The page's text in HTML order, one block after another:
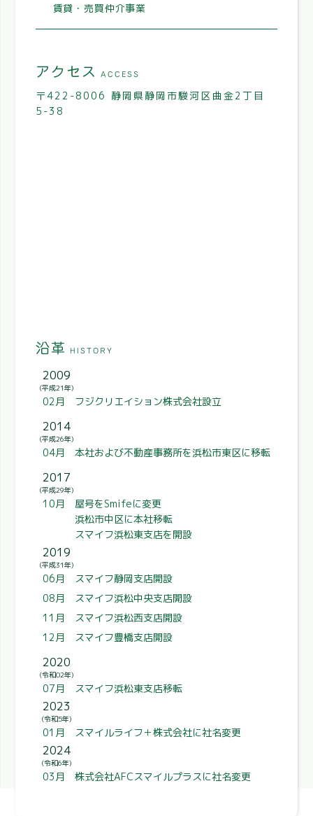
賃貸・売買仲介事業
アクセス ACCESS
〒422-8006 静岡県静岡市駿河区曲金2丁目
5-38
沿革 HISTORY
2009
(平成21年)
02月 フジクリエイション株式会社設立
2014
(平成26年)
04月 本社および不動産事務所を浜松市東区に移転
2017
(平成29年)
10月 屋号をSmifeに変更
浜松市中区に本社移転
スマイフ浜松東支店を開設
2019
(平成31年)
06月 スマイフ静岡支店開設
08月 スマイフ浜松中央支店開設
11月 スマイフ浜松西支店開設
12月 スマイフ豊橋支店開設
2020
(令和02年)
07月 スマイフ浜松東支店移転
2023
(令和5年)
01月 スマイルライフ＋株式会社に社名変更
2024
(令和6年)
03月 株式会社AFCスマイルプラスに社名変更